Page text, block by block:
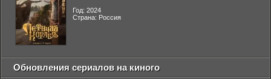
Год: 2024
Страна: Россия
Обновления сериалов на киного